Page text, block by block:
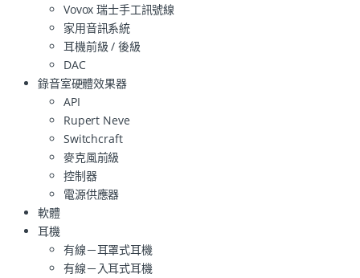
Vovox 瑞士手工訊號線
家用音訊系統
耳機前級 / 後級
DAC
錄音室硬體效果器
API
Rupert Neve
Switchcraft
麥克風前級
控制器
電源供應器
軟體
耳機
有線－耳罩式耳機
有線－入耳式耳機